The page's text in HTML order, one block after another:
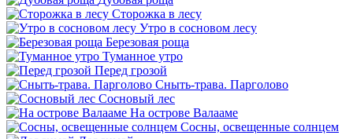
Сторожка в лесу
Утро в сосновом лесу
Березовая роща
Туманное утро
Перед грозой
Сныть-трава. Парголово
Сосновый лес
На острове Валааме
Сосны, освещенные солнцем